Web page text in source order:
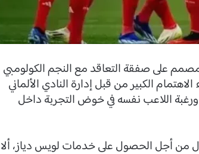
على صفقة التعاقد مع النجم الكولومبي
الكبير من قبل إدارة النادي الألماني
اللاعب نفسه في خوض التجربة داخل
من أجل الحصول على خدمات لويس دياز، ألا